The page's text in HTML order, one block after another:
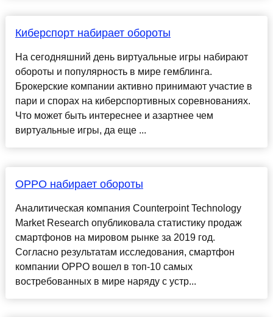
Киберспорт набирает обороты
На сегодняшний день виртуальные игры набирают
обороты и популярность в мире гемблинга.
Брокерские компании активно принимают участие в
пари и спорах на киберспортивных соревнованиях.
Что может быть интереснее и азартнее чем
виртуальные игры, да еще ...
OPPO набирает обороты
Аналитическая компания Counterpoint Technology
Market Research опубликовала статистику продаж
смартфонов на мировом рынке за 2019 год.
Согласно результатам исследования, смартфон
компании OPPO вошел в топ-10 самых
востребованных в мире наряду с устр...